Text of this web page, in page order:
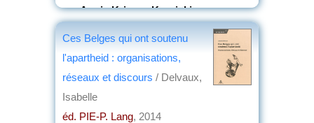
parAnnie Krieger-Krynicki
Ces Belges qui ont soutenu
l'apartheid : organisations,
réseaux et discours / Delvaux,
Isabelle
éd. PIE-P. Lang, 2014